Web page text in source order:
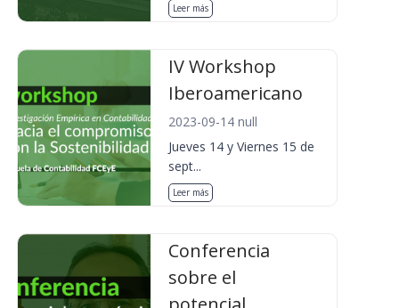
Leer más
IV Workshop
Iberoamericano
2023-09-14 null
Jueves 14 y Viernes 15 de
sept...
Leer más
Conferencia
sobre el